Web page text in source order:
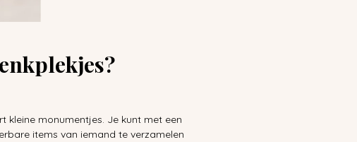
kleine monumentjes. Je kunt met een
items van iemand te verzamelen